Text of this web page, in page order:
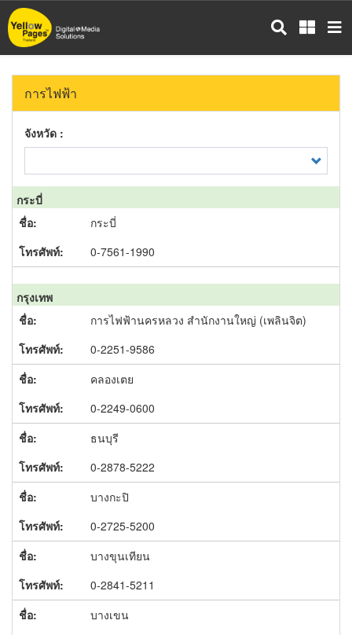
ข้าม
ไป
การไฟฟ้า
จังหวัด :
กระบี่
กระบี่
0-7561-1990
กรุงเทพ
การไฟฟ้านครหลวง สำนักงานใหญ่ (เพลินจิต)
0-2251-9586
คลองเตย
0-2249-0600
ธนบุรี
0-2878-5222
บางกะปิ
0-2725-5200
บางขุนเทียน
0-2841-5211
บางเขน